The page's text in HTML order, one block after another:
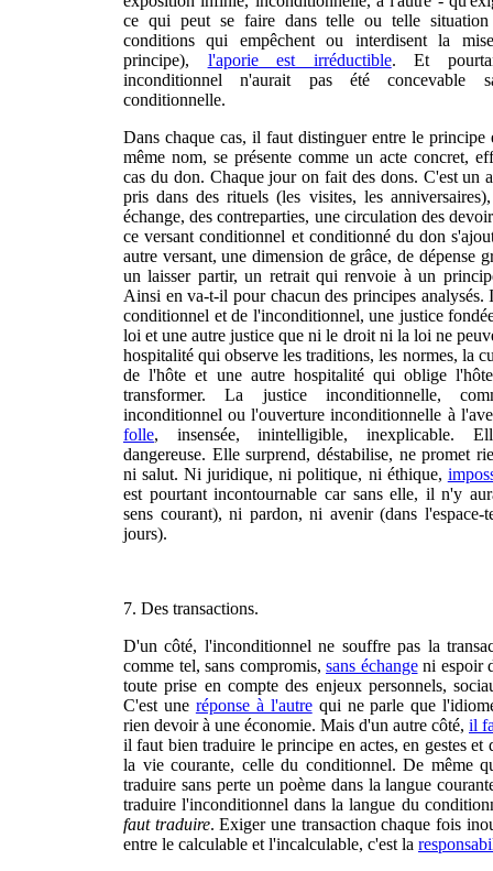
ce qui peut se faire dans telle ou telle situation
conditions qui empêchent ou interdisent la
principe), l'aporie est irréductible. Et
inconditionnel n'aurait pas été concevable
conditionnelle.
Dans chaque cas, il faut distinguer entre le principe
même nom, se présente comme un acte concret,
cas du don. Chaque jour on fait des dons. C'est un
pris dans des rituels (les visites, les
échange, des contreparties, une circulation des
ce versant conditionnel et conditionné du don
autre versant, une dimension de grâce, de dépense
un laisser partir, un retrait qui renvoie à un
Ainsi en va-t-il pour chacun des principes
conditionnel et de l'inconditionnel, une justice
loi et une autre justice que ni le droit ni la loi ne
hospitalité qui observe les traditions, les normes, la
de l'hôte et une autre hospitalité qui oblige
transformer. La justice inconditionnelle,
inconditionnel ou l'ouverture inconditionnelle à
folle, insensée, inintelligible, inexplicable.
dangereuse. Elle surprend, déstabilise, ne promet
ni salut. Ni juridique, ni politique, ni éthique,
est pourtant incontournable car sans elle, il n'y
sens courant), ni pardon, ni avenir (dans l'espace-
jours).
7. Des transactions.
D'un côté, l'inconditionnel ne souffre pas la
comme tel, sans compromis, sans échangeni espoir
toute prise en compte des enjeux personnels,
C'est une réponse à l'autrequi ne parle que
rien devoir à une économie. Mais d'un autre côté, il
il faut bien traduire le principe en actes, en gestes et
la vie courante, celle du conditionnel. De même
traduire sans perte un poème dans la langue
traduire l'inconditionnel dans la langue du
faut traduire. Exiger une transaction chaque fois
entre le calculable et l'incalculable, c'est la